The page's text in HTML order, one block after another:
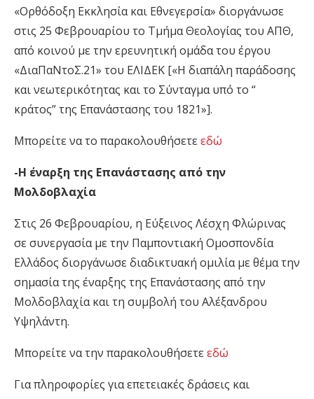
«Ορθόδοξη Εκκλησία και Εθνεγερσία» διοργάνωσε
στις 25 Φεβρουαρίου το Τμήμα Θεολογίας του ΑΠΘ,
από κοινού με την ερευνητική ομάδα του έργου
«ΔιαΠαΝτοΣ.21» του ΕΛΙΔΕΚ [«Η διαπάλη παράδοσης
και νεωτερικότητας και το Σύνταγμα υπό το “
κράτος” της Επανάστασης του 1821»].
Μπορείτε να τo παρακολουθήσετεεδώ
-Η έναρξη της Επανάστασης από την
Μολδοβλαχία
Στις 26 Φεβρουαρίου, η Εύξεινος Λέσχη Φλώρινας
σε συνεργασία με την Παμποντιακή Ομοσπονδία
Ελλάδος διοργάνωσε διαδικτυακή ομιλία με θέμα την
σημασία της έναρξης της Επανάστασης από την
Μολδοβλαχία και τη συμβολή του Αλέξανδρου
Υψηλάντη.
Μπορείτε να την παρακολουθήσετεεδώ
Για πληροφορίες για επετειακές δράσεις και